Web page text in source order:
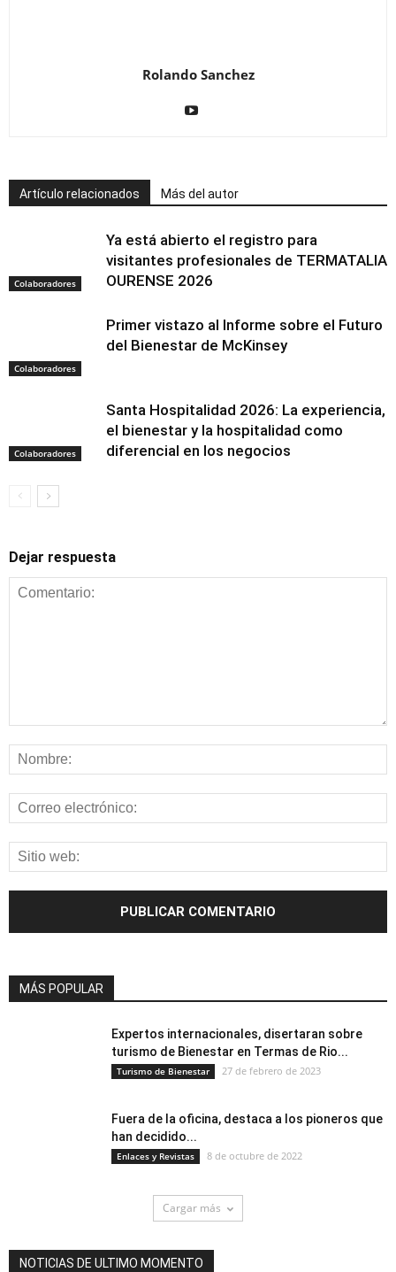
Rolando Sanchez
Artículo relacionados Más del autor
Colaboradores
Ya está abierto el registro para
visitantes profesionales de TERMATALIA
OURENSE 2026
Colaboradores
Primer vistazo al Informe sobre el Futuro
del Bienestar de McKinsey
Colaboradores
Santa Hospitalidad 2026: La experiencia,
el bienestar y la hospitalidad como
diferencial en los negocios
Dejar respuesta
MÁS POPULAR
Expertos internacionales, disertaran sobre
turismo de Bienestar en Termas de Rio...
Turismo de Bienestar 27 de febrero de 2023
Fuera de la oficina, destaca a los pioneros que
han decidido...
Enlaces y Revistas 8 de octubre de 2022
Cargar más
NOTICIAS DE ULTIMO MOMENTO